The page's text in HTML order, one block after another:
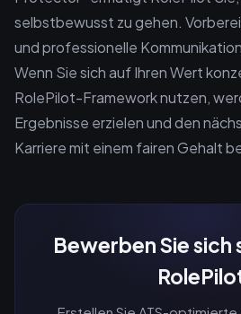
selbstbewusst zu gehen.
und professionelle
Wenn Sie sich auf Ihren Wert
RolePilot-Framework nutzen,
Ergebnisse erzielen und den
Karriere mit einem fairen Gehalt
Bewerben Sie